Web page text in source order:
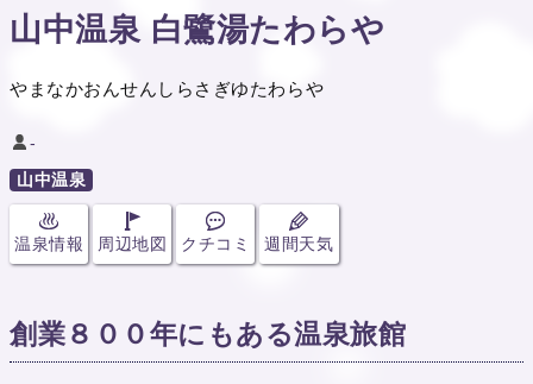
山中温泉 白鷺湯たわらや
やまなかおんせんしらさぎゆたわらや
-
山中温泉
温泉情報 周辺地図 クチコミ 週間天気
創業８００年にもある温泉旅館